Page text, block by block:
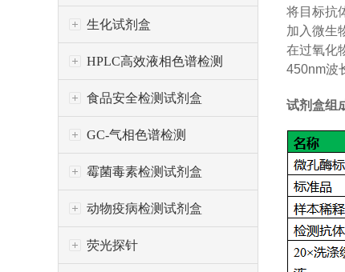
生化试剂盒
HPLC高效液相色谱检测
食品安全检测试剂盒
GC-气相色谱检测
霉菌毒素检测试剂盒
动物疫病检测试剂盒
荧光探针
将目标抗
加入微生
在过氧化
450nm波
试剂盒组